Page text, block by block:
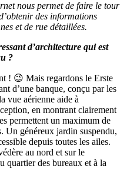
nous permet de faire le tour
des informations
et de rue détaillées.
d’architecture qui est
?
! 😉 Mais regardons le Erste
d’une banque, conçu par les
vue aérienne aide à
en montrant clairement
permettent un maximum de
Un généreux jardin suspendu,
depuis toutes les ailes.
au nord et sur le
quartier des bureaux et à la